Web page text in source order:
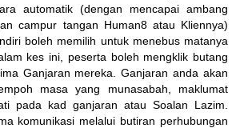
automatik (dengan mencapai ambang
campur tangan Human8 atau Kliennya)
boleh memilih untuk menebus matanya
kes ini, peserta boleh mengklik butang
Ganjaran mereka. Ganjaran anda akan
masa yang munasabah, maklumat
pada kad ganjaran atau Soalan Lazim.
komunikasi melalui butiran perhubungan